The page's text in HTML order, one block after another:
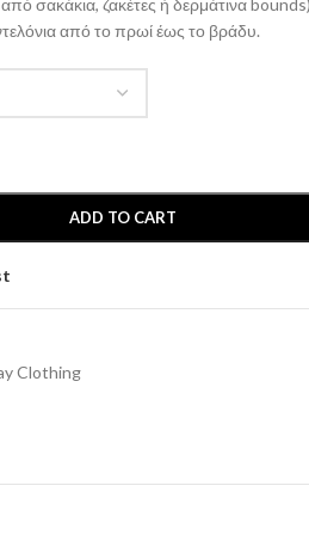
σακάκια, ζακέτες ή δερμάτινα
από το πρωί έως το βράδυ.
ADD TO CART
Clothing